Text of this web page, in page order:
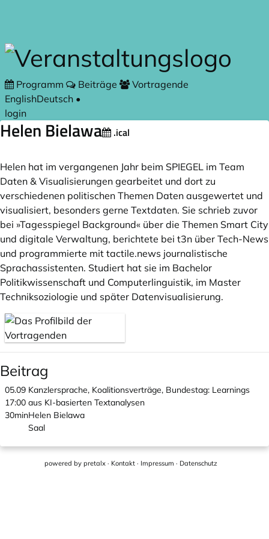
Programm Beiträge
Vortragende
EnglishDeutsch •
login
Helen Bielawa .ical
Helen hat im vergangenen Jahr beim SPIEGEL im Team
Daten & Visualisierungen gearbeitet und dort zu
verschiedenen politischen Themen Daten ausgewertet und
visualisiert, besonders gerne Textdaten. Sie schrieb zuvor
bei »Tagesspiegel Background« über die Themen Smart City
und digitale Verwaltung, berichtete bei t3n über Tech-News
und programmierte mit tactile.news journalistische
Sprachassistenten. Studiert hat sie im Bachelor
Politikwissenschaft und Computerlinguistik, im Master
Techniksoziologie und später Datenvisualisierung.
Beitrag
05.09
17:00
30min
Kanzlersprache, Koalitionsverträge, Bundestag: Learnings
aus KI-basierten Textanalysen
Helen Bielawa
Saal
powered by pretalx · Kontakt · Impressum · Datenschutz